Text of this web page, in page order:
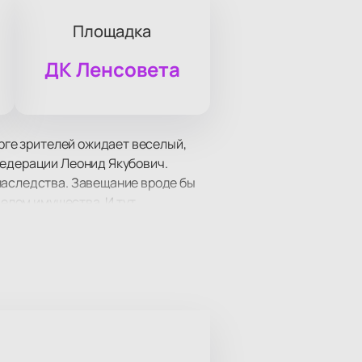
Площадка
ДК Ленсовета
зрителей ожидает веселый,
Леонид Якубович.
Завещание вроде бы
имущества. И тут
вечера?